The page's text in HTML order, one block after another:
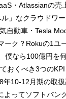
・Atlassianの売
」なクラウドワ
自動車・Tesla
ーク？Rokuの1ユ
僕なら100億円を
おくべき3つの
年10-12月期の取
よってソフトバン